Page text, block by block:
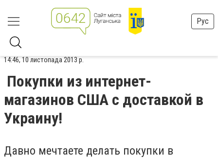
Рус
14:46, 10 листопада 2013 р.
Покупки из интернет-
магазинов США с доставкой в
Украину!
Давно мечтаете делать покупки в